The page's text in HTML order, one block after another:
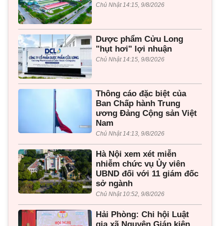
Chủ Nhật 14:15, 9/8/2026
Dược phẩm Cửu Long
"hụt hơi" lợi nhuận
Chủ Nhật 14:15, 9/8/2026
Thông cáo đặc biệt của
Ban Chấp hành Trung
ương Đảng Cộng sản Việt
Nam
Chủ Nhật 14:13, 9/8/2026
Hà Nội xem xét miễn
nhiễm chức vụ Ủy viên
UBND đối với 11 giám đốc
sở ngành
Chủ Nhật 10:52, 9/8/2026
Hải Phòng: Chi hội Luật